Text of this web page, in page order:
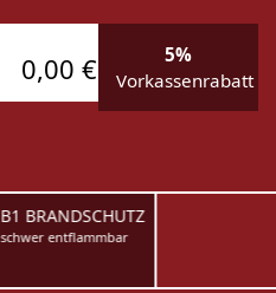
0,00 €
5%
Vorkassenrabatt
B1 BRANDSCHUTZ
schwer entflammbar